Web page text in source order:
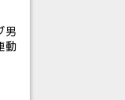
男
動